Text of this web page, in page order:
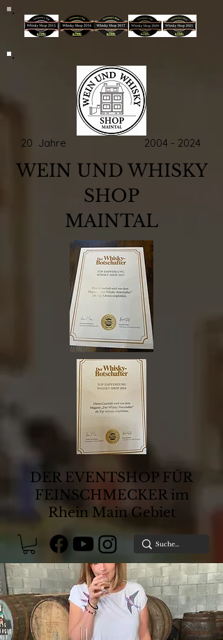
20 Jahre 2004 - 2024
WEIN UND WHISKY
SHOP
MAINTAL
DER EVENTSHOP FÜR
FEINSCHMECKER im
Rhein Main Gebiet